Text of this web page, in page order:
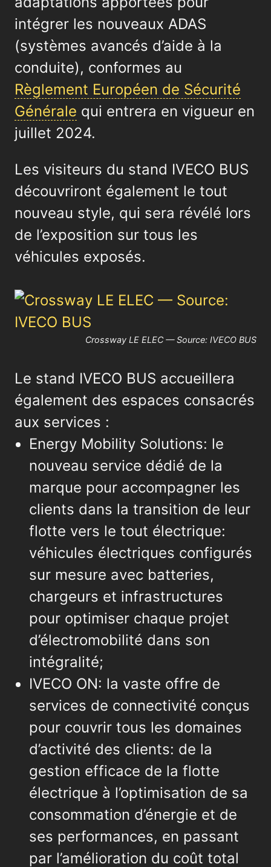
intégrer les nouveaux ADAS
(systèmes avancés d’aide à la
conduite), conformes au
Règlement Européen de Sécurité
Générale qui entrera en vigueur en
juillet 2024.
Les visiteurs du stand IVECO BUS
découvriront également le tout
nouveau style, qui sera révélé lors
de l’exposition sur tous les
véhicules exposés.
Crossway LE ELEC — Source: IVECO BUS
Le stand IVECO BUS accueillera
également des espaces consacrés
aux services :
Energy Mobility Solutions: le
nouveau service dédié de la
marque pour accompagner les
clients dans la transition de leur
flotte vers le tout électrique:
véhicules électriques configurés
sur mesure avec batteries,
chargeurs et infrastructures
pour optimiser chaque projet
d’électromobilité dans son
intégralité;
IVECO ON: la vaste offre de
services de connectivité conçus
pour couvrir tous les domaines
d’activité des clients: de la
gestion efficace de la flotte
électrique à l’optimisation de sa
consommation d’énergie et de
ses performances, en passant
par l’amélioration du coût total